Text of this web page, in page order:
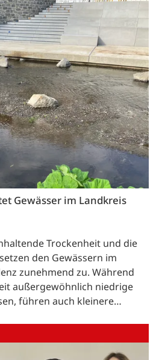
Gewässer im Landkreis
Trockenheit und die
den Gewässern im
zunehmend zu. Während
außergewöhnlich niedrige
führen auch kleinere…